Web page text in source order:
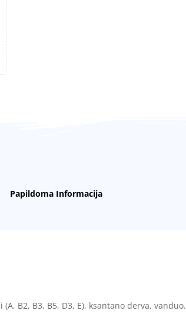
Papildoma Informacija
B2, B3, B5, D3, E), ksantano derva, vanduo.